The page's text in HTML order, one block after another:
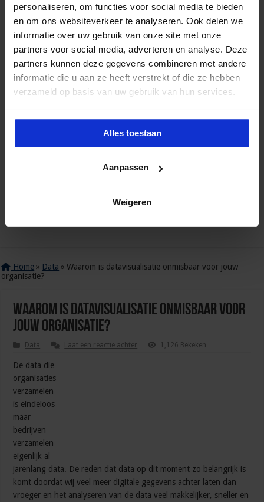
personaliseren, om functies voor social media te bieden
en om ons websiteverkeer te analyseren. Ook delen we
informatie over uw gebruik van onze site met onze
partners voor social media, adverteren en analyse. Deze
partners kunnen deze gegevens combineren met andere
informatie die u aan ze heeft verstrekt of die ze hebben
verzameld op basis van uw gebruik van hun services.
Alles toestaan
Aanpassen
Weigeren
Home » Data » Waarom is datavisualisatie onmisbaar voor jouw
organisatie?
Waarom is datavisualisatie onmisbaar voor
jouw organisatie?
Data Laat een reactie achter 1,126 Bekeken
De data die
organisaties
verzamelen
is eindeloos
maar
bedrijven
verzamelen
eigenlijk al
jarenlang data. De reden dat data op dit moment zo belangrijk is
komt doordat wij veel meer digitale gegevens achter laten dan
vroeger en het analyseren van de data veel makkelijker, sneller en